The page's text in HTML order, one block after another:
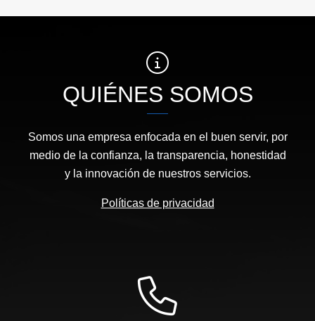
QUIÉNES SOMOS
Somos una empresa enfocada en el buen servir, por
medio de la confianza, la transparencia, honestidad
y la innovación de nuestros servicios.
Políticas de privacidad